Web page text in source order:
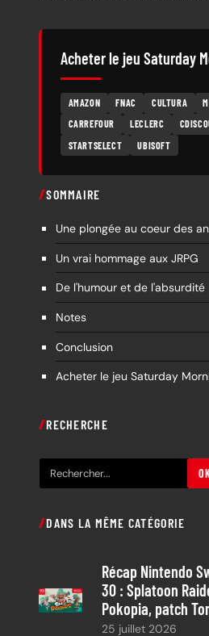
Acheter le jeu Saturday
AMAZON FNAC CULTURA
CARREFOUR
LECLERC
STARTSELECT
UBISOFT
SOMMAIRE
Une plongée au coeur des
Un vrai hommage aux JRPG
De l'humour et de l'absurdité
Notes
Conclusion
Acheter le jeu Saturday
RECHERCHE
e
h
c
h
DANS LA MÊME CATÉGORIE
Récap Nintendo
30 : Splatoon
Pokopia, patch
25 juillet 2026